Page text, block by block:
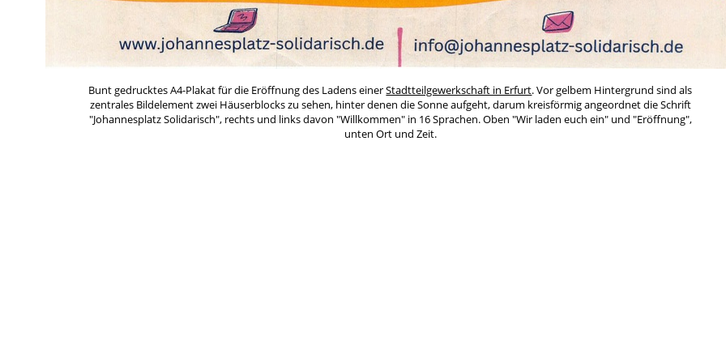
Bunt gedrucktes A4-Plakat für die Eröffnung des Ladens einerStadtteilgewerkschaft in Erfurt. Vor gelbem Hintergrund sind als
zentrales Bildelement zwei Häuserblocks zu sehen, hinter denen die Sonne aufgeht, darum kreisförmig angeordnet die Schrift
"Johannesplatz Solidarisch", rechts und links davon "Willkommen" in 16 Sprachen. Oben "Wir laden euch ein" und "Eröffnung",
unten Ort und Zeit.